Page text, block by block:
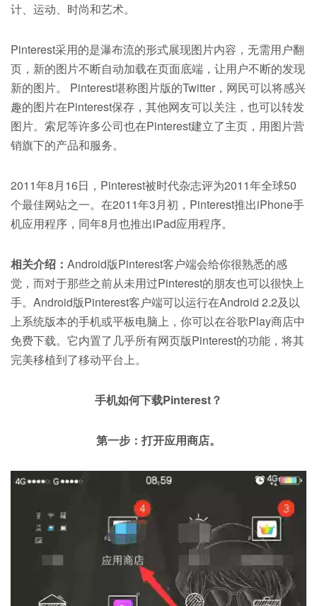
计、运动、时尚和艺术。
Pinterest采用的是瀑布流的形式展现图片内容，无需用户翻
页，新的图片不断自动加载在页面底端，让用户不断的发现
新的图片。 Pinterest堪称图片版的Twitter，网民可以将感兴
趣的图片在Pinterest保存，其他网友可以关注，也可以转发
图片。索尼等许多公司也在Pinterest建立了主页，用图片营
销旗下的产品和服务。
2011年8月16日，Pinterest被时代杂志评为2011年全球50
个最佳网站之一。在2011年3月初，Pinterest推出iPhone手
机应用程序，同年8月也推出iPad应用程序。
相关介绍： Android版Pinterest客户端会给你很熟悉的感
觉，而对于那些之前从未用过Pinterest的朋友也可以很快上
手。Android版Pinterest客户端可以运行在Android 2.2及以
上系统版本的手机或平板电脑上，你可以在谷歌Play商店中
免费下载。它内置了几乎所有网页版Pinterest的功能，将其
完美移植到了移动平台上。
手机如何下载Pinterest？
第一步：打开应用商店。